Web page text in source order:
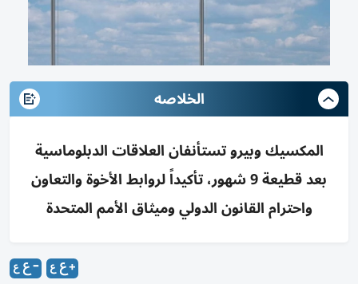
الخلاصه
المكسيك وبيرو تستأنفان العلاقات الدبلوماسية
بعد قطيعة 9 شهور، تأكيداً لروابط الأخوة والتعاون
واحترام القانون الدولي وميثاق الأمم المتحدة